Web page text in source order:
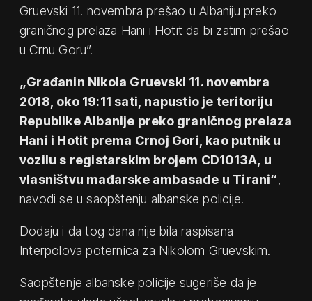
Gruevski 11. novembra prešao u Albaniju preko
graničnog prelaza Hani i Hotit da bi zatim prešao
u Crnu Goru”.
„Građanin Nikola Gruevski 11. novembra
2018, oko 19:11 sati, napustio je teritoriju
Republike Albanije preko graničnog prelaza
Hani i Hotit prema Crnoj Gori, kao putnik u
vozilu s registarskim brojem CD1013A, u
vlasništvu mađarske ambasade u Tirani“,
navodi se u saopštenju albanske policije.
Dodaju i da tog dana nije bila raspisana
Interpolova poternica za Nikolom Gruevskim.
Saopštenje albanske policije sugeriše da je